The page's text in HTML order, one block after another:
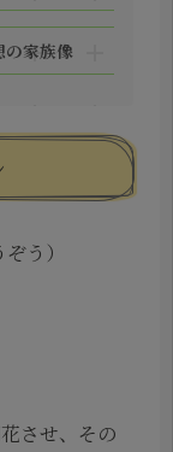
の家族像
う）
させ、その